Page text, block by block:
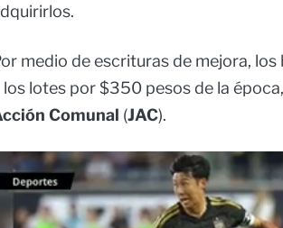
medio de escrituras de mejora,
los lotes por $350 pesos de la
Comunal (JAC).